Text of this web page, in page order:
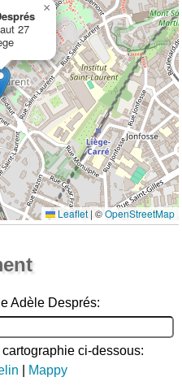
27
×
Leaflet | ©OpenStreetMap
Adèle Després:
ci-dessous:
Mappy